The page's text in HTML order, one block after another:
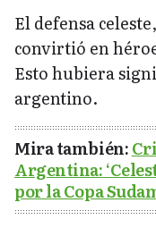
El defensa
convirtió en
Esto hubiera
argentino.
Mira también:
Argentina:
por la Copa